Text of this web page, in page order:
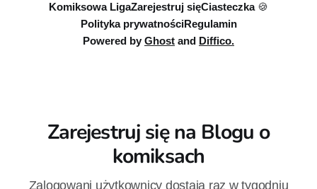
Komiksowa LigaZarejestruj sięCiasteczka 🍪
Polityka prywatnościRegulamin
Powered by Ghost and Diffico.
Zarejestruj się na Blogu o
komiksach
Zalogowani użytkownicy dostają raz w tygodniu